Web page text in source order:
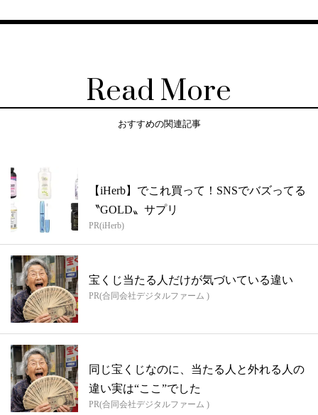
Read More
おすすめの関連記事
【iHerb】でこれ買って！SNSでバズってる
〝GOLD〟サプリ
PR(iHerb)
宝くじ当たる人だけが気づいている違い
PR(合同会社デジタルファーム )
同じ宝くじなのに、当たる人と外れる人の
違い実は“ここ”でした
PR(合同会社デジタルファーム )